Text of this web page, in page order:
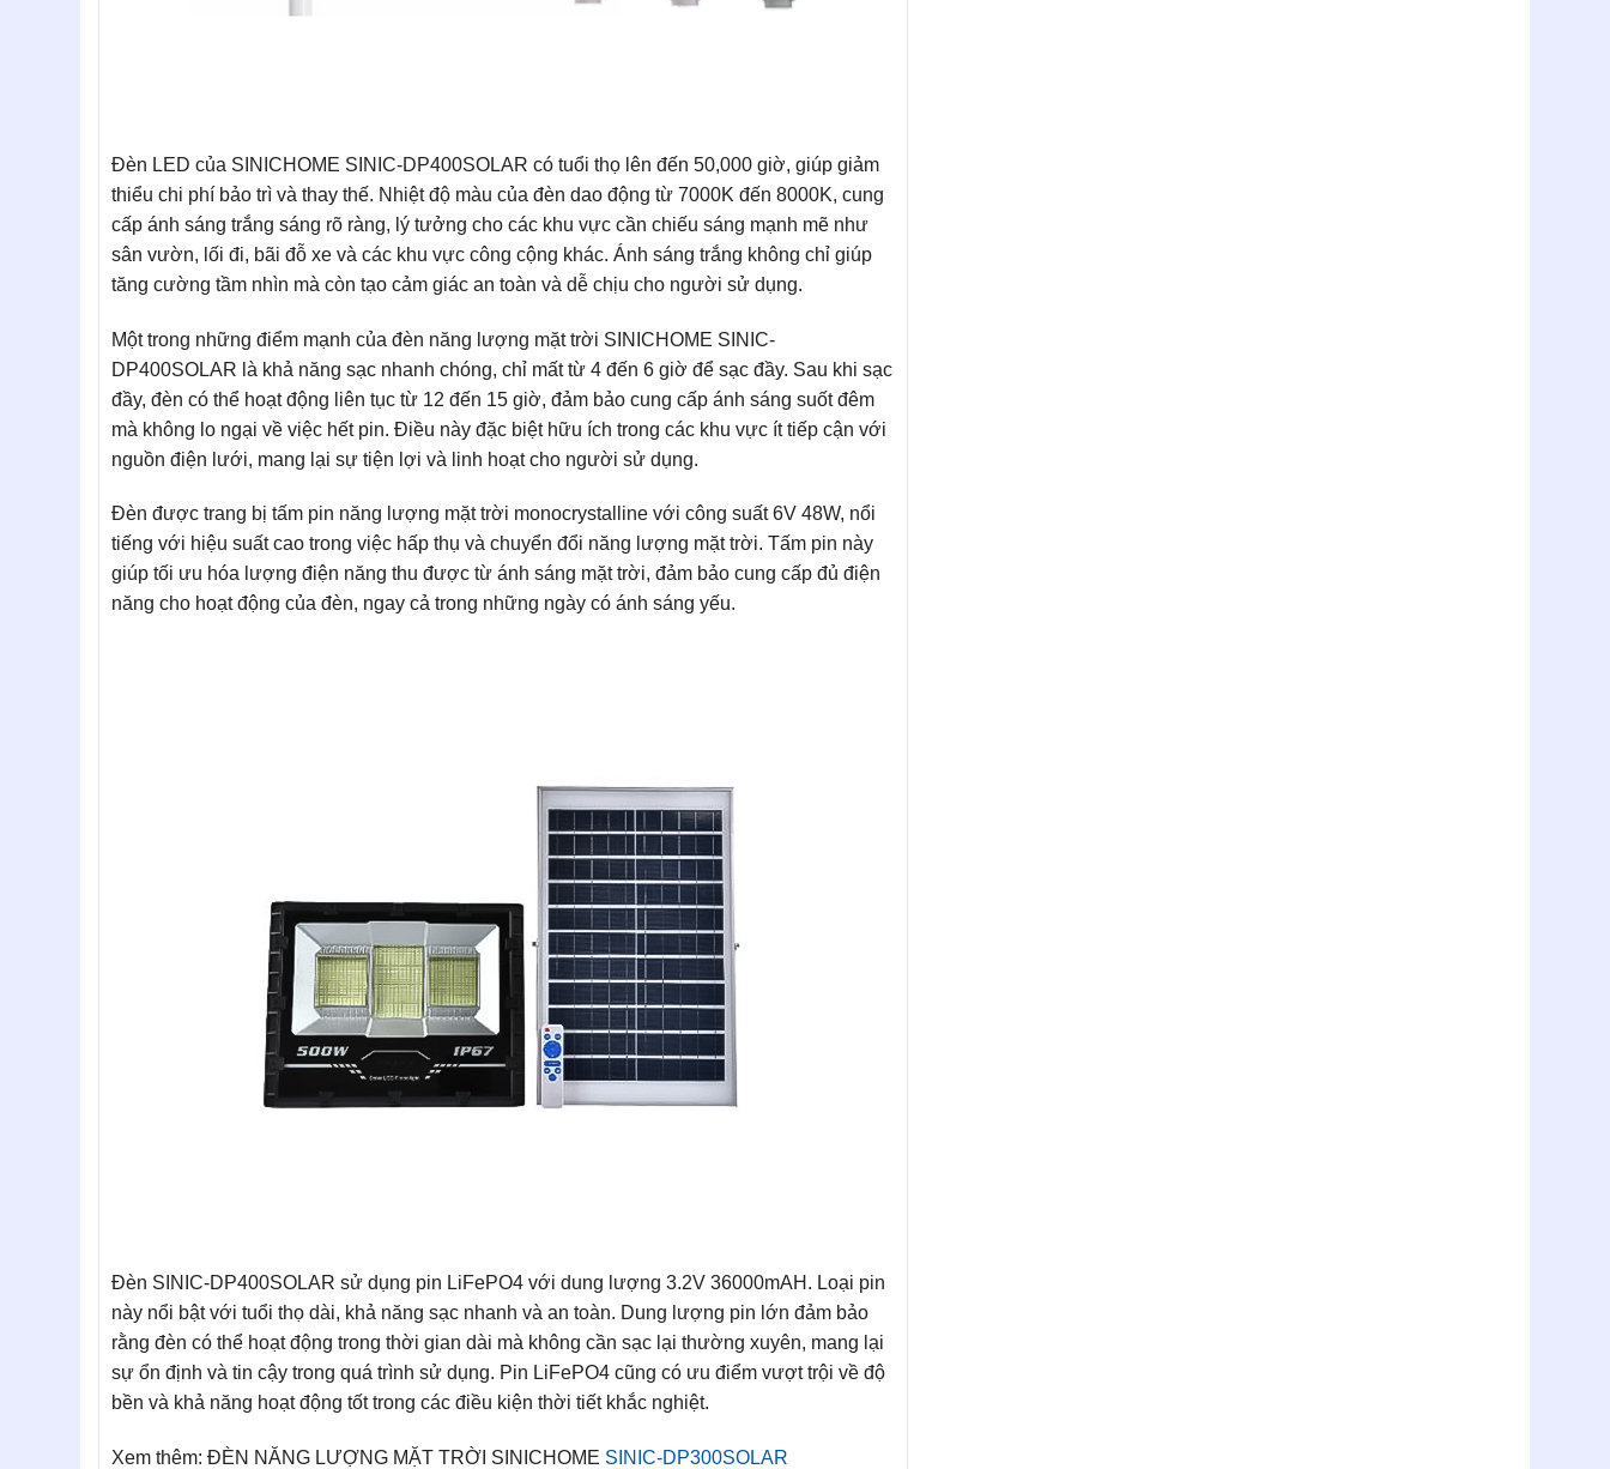
Đèn LED của SINICHOME SINIC-DP400SOLAR có tuổi thọ lên đến 50,000 giờ, giúp giảm
thiểu chi phí bảo trì và thay thế. Nhiệt độ màu của đèn dao động từ 7000K đến 8000K, cung
cấp ánh sáng trắng sáng rõ ràng, lý tưởng cho các khu vực cần chiếu sáng mạnh mẽ như
sân vườn, lối đi, bãi đỗ xe và các khu vực công cộng khác. Ánh sáng trắng không chỉ giúp
tăng cường tầm nhìn mà còn tạo cảm giác an toàn và dễ chịu cho người sử dụng.
Một trong những điểm mạnh của đèn năng lượng mặt trời SINICHOME SINIC-
DP400SOLAR là khả năng sạc nhanh chóng, chỉ mất từ 4 đến 6 giờ để sạc đầy. Sau khi sạc
đầy, đèn có thể hoạt động liên tục từ 12 đến 15 giờ, đảm bảo cung cấp ánh sáng suốt đêm
mà không lo ngại về việc hết pin. Điều này đặc biệt hữu ích trong các khu vực ít tiếp cận với
nguồn điện lưới, mang lại sự tiện lợi và linh hoạt cho người sử dụng.
Đèn được trang bị tấm pin năng lượng mặt trời monocrystalline với công suất 6V 48W, nổi
tiếng với hiệu suất cao trong việc hấp thụ và chuyển đổi năng lượng mặt trời. Tấm pin này
giúp tối ưu hóa lượng điện năng thu được từ ánh sáng mặt trời, đảm bảo cung cấp đủ điện
năng cho hoạt động của đèn, ngay cả trong những ngày có ánh sáng yếu.
Đèn SINIC-DP400SOLAR sử dụng pin LiFePO4 với dung lượng 3.2V 36000mAH. Loại pin
này nổi bật với tuổi thọ dài, khả năng sạc nhanh và an toàn. Dung lượng pin lớn đảm bảo
rằng đèn có thể hoạt động trong thời gian dài mà không cần sạc lại thường xuyên, mang lại
sự ổn định và tin cậy trong quá trình sử dụng. Pin LiFePO4 cũng có ưu điểm vượt trội về độ
bền và khả năng hoạt động tốt trong các điều kiện thời tiết khắc nghiệt.
Xem thêm: ĐÈN NĂNG LƯỢNG MẶT TRỜI SINICHOME SINIC-DP300SOLAR